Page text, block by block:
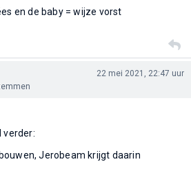
en de baby = wijze vorst
22 mei 2021, 22:47 uur
verder:
Jerobeam krijgt daarin